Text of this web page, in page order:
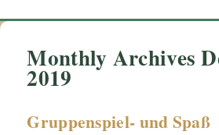
Monthly Archives
2019
Gruppenspiel- und Spaß